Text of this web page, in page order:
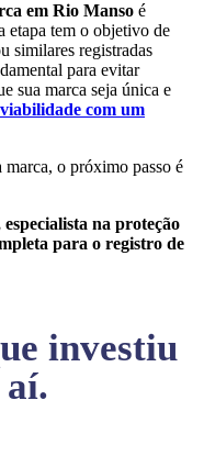
em Rio Manso é
etapa tem o objetivo de
similares registradas
para evitar
sua marca seja única e
com um
o próximo passo é
na proteção
para o registro de
investiu